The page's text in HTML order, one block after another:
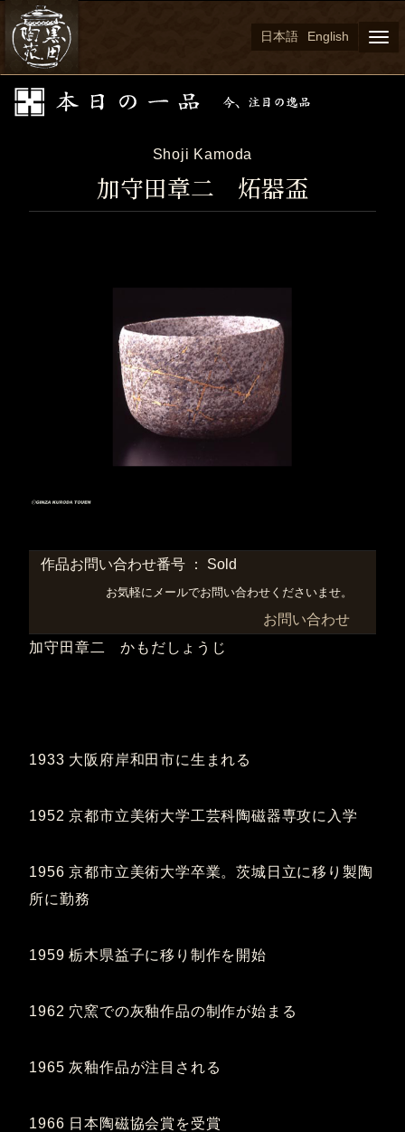
日本語 English
Shoji Kamoda
加守田章二 炻器盃
作品お問い合わせ番号 ： Sold
お気軽にメールでお問い合わせくださいませ。
お問い合わせ
加守田章二 かもだしょうじ
1933 大阪府岸和田市に生まれる
1952 京都市立美術大学工芸科陶磁器専攻に入学
1956 京都市立美術大学卒業。茨城日立に移り製陶
所に勤務
1959 栃木県益子に移り制作を開始
1962 穴窯での灰釉作品の制作が始まる
1965 灰釉作品が注目される
1966 日本陶磁協会賞を受賞